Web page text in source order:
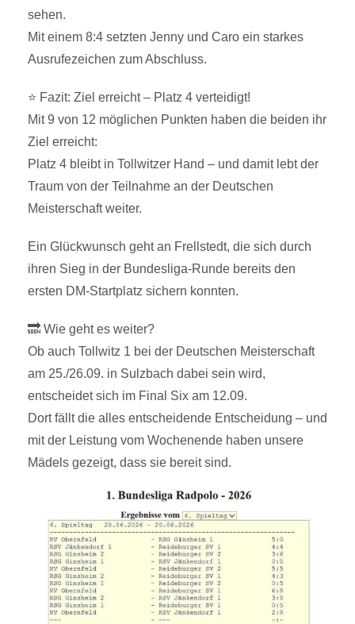
sehen.
Mit einem 8:4 setzten Jenny und Caro ein starkes
Ausrufezeichen zum Abschluss.
⭐ Fazit: Ziel erreicht – Platz 4 verteidigt!
Mit 9 von 12 möglichen Punkten haben die beiden ihr
Ziel erreicht:
Platz 4 bleibt in Tollwitzer Hand – und damit lebt der
Traum von der Teilnahme an der Deutschen
Meisterschaft weiter.
Ein Glückwunsch geht an Frellstedt, die sich durch
ihren Sieg in der Bundesliga-Runde bereits den
ersten DM-Startplatz sichern konnten.
🔜 Wie geht es weiter?
Ob auch Tollwitz 1 bei der Deutschen Meisterschaft
am 25./26.09. in Sulzbach dabei sein wird,
entscheidet sich im Final Six am 12.09.
Dort fällt die alles entscheidende Entscheidung – und
mit der Leistung vom Wochenende haben unsere
Mädels gezeigt, dass sie bereit sind.